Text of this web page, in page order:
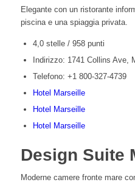
Elegante con un ristorante
piscina e una spiaggia privata.
4,0 stelle / 958 punti
Indirizzo: 1741 Collins Ave,
Telefono: +1 800-327-4739
Hotel Marseille
Hotel Marseille
Hotel Marseille
Design Suite
Moderne camere fronte mare